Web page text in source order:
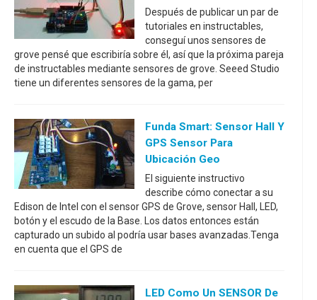
Después de publicar un par de
tutoriales en instructables,
conseguí unos sensores de
grove pensé que escribiría sobre él, así que la próxima pareja
de instructables mediante sensores de grove. Seeed Studio
tiene un diferentes sensores de la gama, per
Funda Smart: Sensor Hall Y
GPS Sensor Para
Ubicación Geo
El siguiente instructivo
describe cómo conectar a su
Edison de Intel con el sensor GPS de Grove, sensor Hall, LED,
botón y el escudo de la Base. Los datos entonces están
capturado un subido al podría usar bases avanzadas.Tenga
en cuenta que el GPS de
LED Como Un SENSOR De